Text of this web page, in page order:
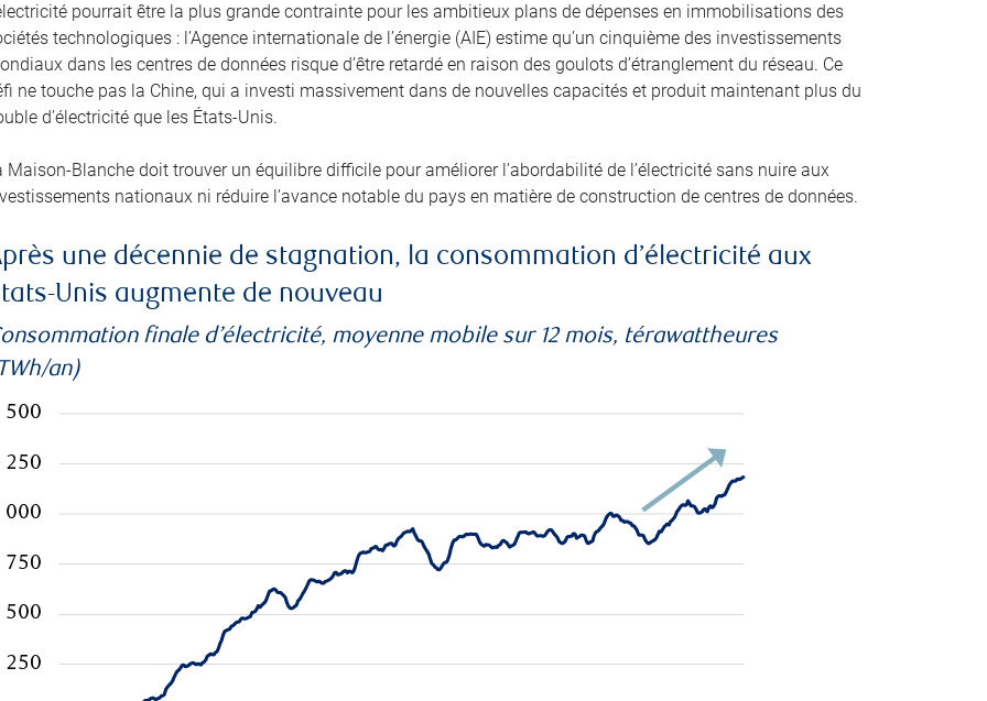
pourrait être la plus grande contrainte pour les ambitieux plans de dépenses en immobilisations des
technologiques : l’Agence internationale de l’énergie (AIE) estime qu’un cinquième des investissements
dans les centres de données risque d’être retardé en raison des goulots d’étranglement du réseau. Ce
ne touche pas la Chine, qui a investi massivement dans de nouvelles capacités et produit maintenant plus du
d’électricité que les États-Unis.
Maison-Blanche doit trouver un équilibre difficile pour améliorer l’abordabilité de l’électricité sans nuire aux
nationaux ni réduire l’avance notable du pays en matière de construction de centres de données.
une décennie de stagnation, la consommation d’électricité aux
Unis augmente de nouveau
finale d’électricité, moyenne mobile sur 12 mois, térawattheures
an)